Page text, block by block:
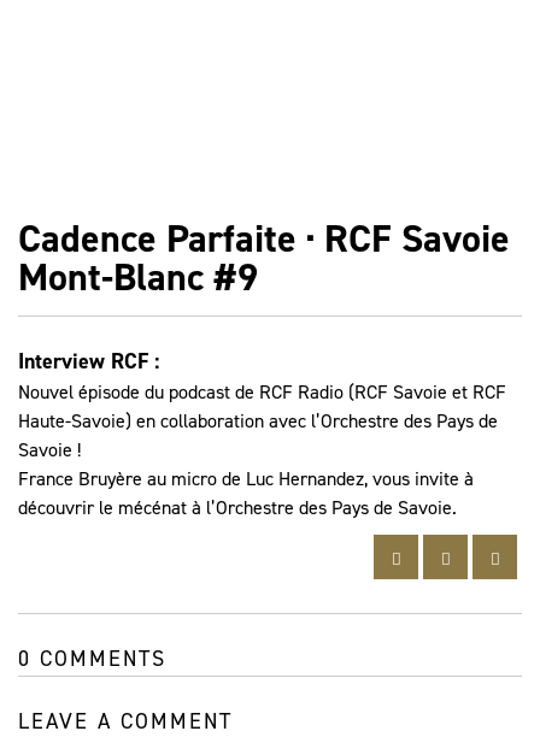
Cadence Parfaite · RCF Savoie
Mont-Blanc #9
Interview RCF :
Nouvel épisode du podcast de RCF Radio (RCF Savoie et RCF
Haute-Savoie) en collaboration avec l’Orchestre des Pays de
Savoie !
France Bruyère au micro de Luc Hernandez, vous invite à
découvrir le mécénat à l’Orchestre des Pays de Savoie.
0 COMMENTS
LEAVE A COMMENT